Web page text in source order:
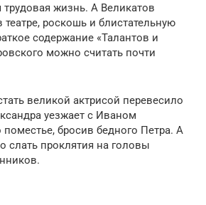
трудовая жизнь. А Великатов
театре, роскошь и блистательную
содержание «Талантов и
можно считать почти
великой актрисой перевесило
уезжает с Иваном
бросив бедного Петра. А
слать проклятия на головы